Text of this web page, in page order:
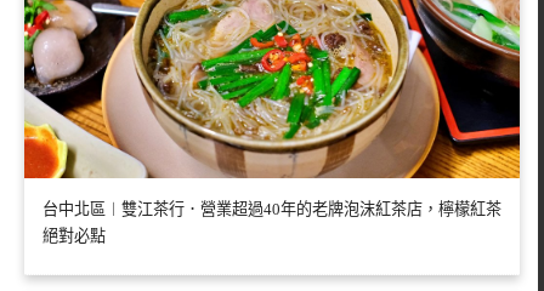
台中北區︱雙江茶行．營業超過40年的老牌泡沫紅茶店，檸檬紅茶
絕對必點